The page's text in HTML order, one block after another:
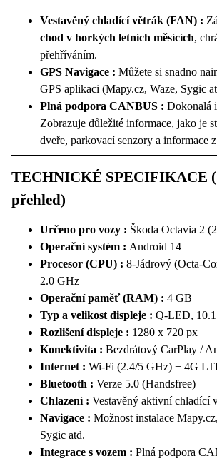
Vestavěný chladící větrák (FAN) :
chod v horkých letních měsících,
přehříváním.
GPS Navigace : Můžete si snadno
GPS aplikaci (Mapy.cz, Waze, Sygic
Plná podpora CANBUS : Dokonalá
Zobrazuje důležité informace, jako je
dveře, parkovací senzory a informace
TECHNICKÉ SPECIFIKACE
přehled)
Určeno pro vozy : Škoda Octavia 2
Operační systém : Android 14
Procesor (CPU) : 8-Jádrový (Octa-
2.0 GHz
Operační paměť (RAM) : 4 GB
Typ a velikost displeje : Q-LED, 10.1
Rozlišení displeje : 1280 x 720 px
Konektivita : Bezdrátový CarPlay /
Internet : Wi-Fi (2.4/5 GHz) + 4G
Bluetooth : Verze 5.0 (Handsfree)
Chlazení : Vestavěný aktivní chladící
Navigace : Možnost instalace
Sygic atd.
Integrace s vozem : Plná podpora